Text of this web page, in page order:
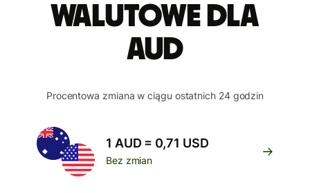
walutowe dla
AUD
Procentowa zmiana w ciągu ostatnich 24 godzin
1 AUD = 0,71 USD
Bez zmian